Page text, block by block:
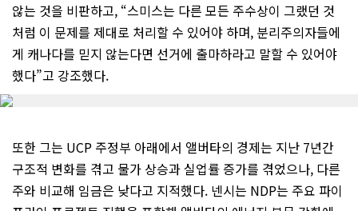
않는 것을 비판하고, “스미스는 다른 모든 주수상이 그랬던 것
처럼 이 문제를 제대로 처리할 수 있어야 하며, 분리주의자들에
게 캐나다를 믿지 않는다면 선거에 출마하라고 말할 수 있어야
했다”고 강조했다.
또한 그는 UCP 주정부 아래에서 앨버타의 경제는 지난 7년간
구조적 변화를 겪고 물가 상승과 실업률 증가를 겪었으나, 다른
주와 비교해 임금은 낮다고 지적했다. 넨시는 NDP는 주요 파이